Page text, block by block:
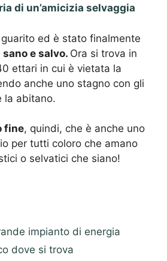
di un’amicizia selvaggia
ed è stato finalmente
sano e salvo. Ora si trova in
ettari in cui è vietata la
anche uno stagno con gli
la abitano.
fine, quindi, che è anche uno
per tutti coloro che amano
o selvatici che siano!
impianto di energia
dove si trova